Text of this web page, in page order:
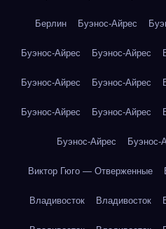
Берлин Буэнос-Айрес
Буэнос-Айрес Буэнос-Айрес
Буэнос-Айрес Буэнос-Айрес
Буэнос-Айрес Буэнос-Айрес
Буэнос-Айрес Буэнос-
Виктор Гюго — Отверженные
Владивосток Владивосток